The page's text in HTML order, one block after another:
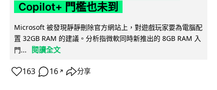
Copilot+ 門檻也未到
Microsoft 被發現靜靜刪除官方網站上，對遊戲玩家要為電腦配
置 32GB RAM 的建議。分析指微軟同時新推出的 8GB RAM 入
門...
閱讀全文
163 16 ↗ 分享